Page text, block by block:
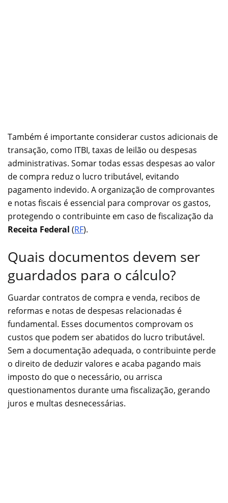
Também é importante considerar custos adicionais de
transação, como ITBI, taxas de leilão ou despesas
administrativas. Somar todas essas despesas ao valor
de compra reduz o lucro tributável, evitando
pagamento indevido. A organização de comprovantes
e notas fiscais é essencial para comprovar os gastos,
protegendo o contribuinte em caso de fiscalização da
Receita Federal (RF).
Quais documentos devem ser
guardados para o cálculo?
Guardar contratos de compra e venda, recibos de
reformas e notas de despesas relacionadas é
fundamental. Esses documentos comprovam os
custos que podem ser abatidos do lucro tributável.
Sem a documentação adequada, o contribuinte perde
o direito de deduzir valores e acaba pagando mais
imposto do que o necessário, ou arrisca
questionamentos durante uma fiscalização, gerando
juros e multas desnecessárias.